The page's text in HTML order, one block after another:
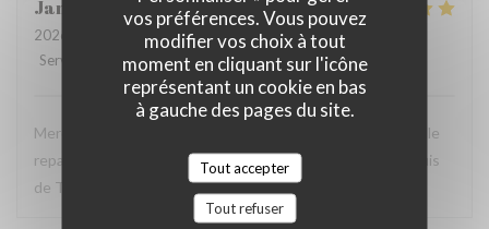
vos préférences. Vous pouvez
modifier vos choix à tout
moment en cliquant sur l'icône
représentant un cookie en bas
à gauche des pages du site.
Tout accepter
Tout refuser
Janet
2026-07-07
- 19:00 - Couverts 2
Service
Ambiance: 5/5 Cuisine:5/5 Qualité / Prix
Merci mil fois pour une soirée excellente. L’atmosphère et le
repas étaient un highlight de notre visite à l’Isle de St. Louis
de Texas aux États Unis.